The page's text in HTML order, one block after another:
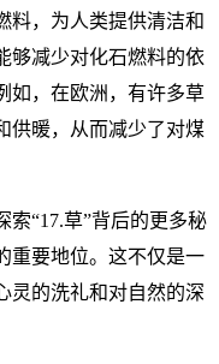
料，为人类提供清洁和
够减少对化石燃料的依
如，在欧洲，有许多草
供暖，从而减少了对煤
“17.草”背后的更多秘
重要地位。这不仅是一
灵的洗礼和对自然的深